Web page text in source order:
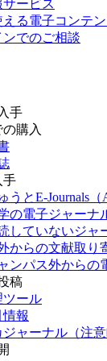
ービス
える電子コンテ
ンでのご相談
手
購入
手
うとE-Journals（
の電子ジャーナ
していないジャ
からの文献取り
ンパス外からの
稿
ツール
情報
ャーナル（注意